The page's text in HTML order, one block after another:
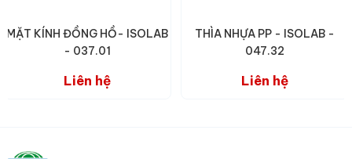
MẶT KÍNH ĐỒNG HỒ- ISOLAB
- 037.01
Liên hệ
THÌA NHỰA PP - ISOLAB -
047.32
Liên hệ